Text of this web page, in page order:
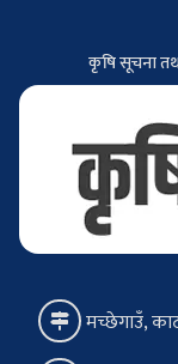
कृषि सूचना तथा
मच्छेगाउँ,